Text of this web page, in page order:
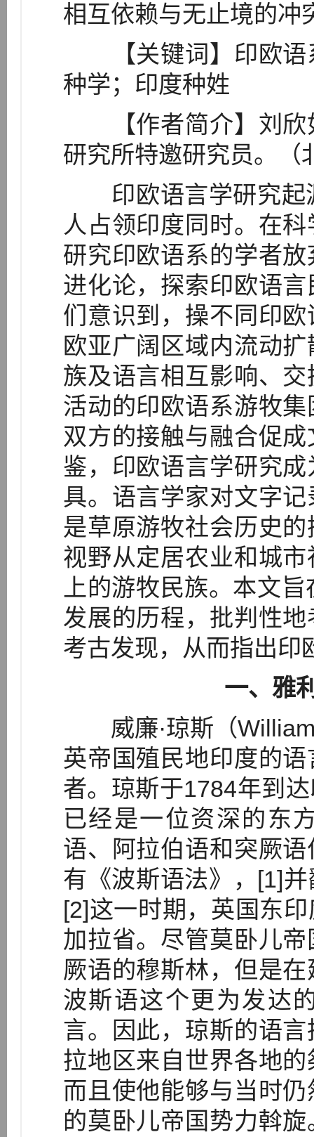
相互依赖与无止境的冲
【关键词】印欧语
种学；印度种姓
【作者简介】刘欣
研究所特邀研究员。
印欧语言学研究起
人占领印度同时。在
研究印欧语系的学者
进化论，探索印欧语
们意识到，操不同印
欧亚广阔区域内流动
族及语言相互影响、
活动的印欧语系游牧
双方的接触与融合促
鉴，印欧语言学研究
具。语言学家对文字
是草原游牧社会历史
视野从定居农业和城
上的游牧民族。本文
发展的历程，批判性
考古发现，从而指出印
一、雅
威廉·琼斯（William
英帝国殖民地印度的
者。琼斯于1784年到
已经是一位资深的东
语、阿拉伯语和突厥
有《波斯语法》，[1]
[2]这一时期，英国东
加拉省。尽管莫卧儿
厥语的穆斯林，但是
波斯语这个更为发达
言。因此，琼斯的语
拉地区来自世界各地
而且使他能够与当时
的莫卧儿帝国势力斡